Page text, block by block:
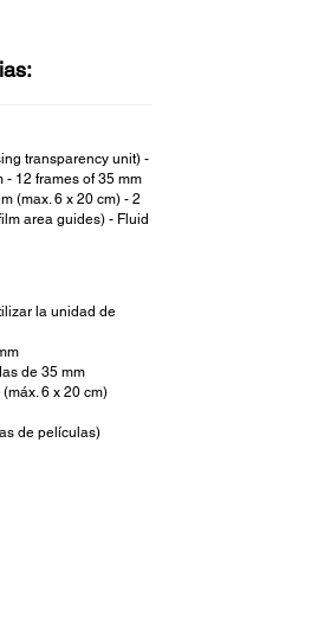
transparency unit) -
- 12 frames of 35 mm
(max. 6 x 20 cm) - 2
area guides) - Fluid
la unidad de
de 35 mm
6 x 20 cm)
de películas)